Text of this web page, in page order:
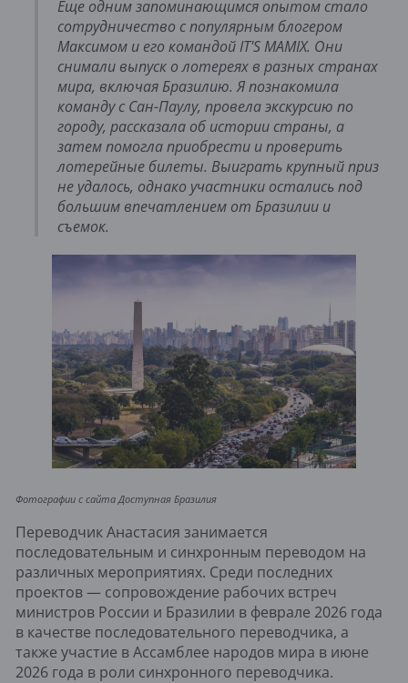
Еще одним запоминающимся опытом стало
сотрудничество с популярным блогером
Максимом и его командой IT'S MAMIX. Они
снимали выпуск о лотереях в разных странах
мира, включая Бразилию. Я познакомила
команду с Сан-Паулу, провела экскурсию по
городу, рассказала об истории страны, а
затем помогла приобрести и проверить
лотерейные билеты. Выиграть крупный приз
не удалось, однако участники остались под
большим впечатлением от Бразилии и
съемок.
Фотографии с сайта Доступная Бразилия
Переводчик Анастасия занимается
последовательным и синхронным переводом на
различных мероприятиях. Среди последних
проектов — сопровождение рабочих встреч
министров России и Бразилии в феврале 2026 года
в качестве последовательного переводчика, а
также участие в Ассамблее народов мира в июне
2026 года в роли синхронного переводчика.